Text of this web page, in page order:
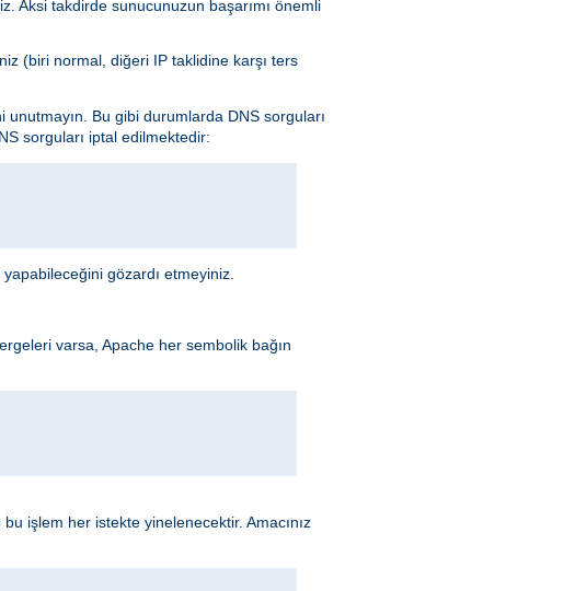
Aksi takdirde sunucunuzun başarımı önemli
(biri normal, diğeri IP taklidine karşı ters
Bu gibi durumlarda DNS sorguları
sorguları iptal edilmektedir:
yapabileceğini gözardı etmeyiniz.
varsa, Apache her sembolik bağın
işlem her istekte yinelenecektir. Amacınız